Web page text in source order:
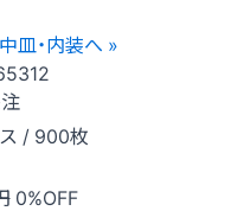
中皿・内装へ »
/ 900枚
0%OFF